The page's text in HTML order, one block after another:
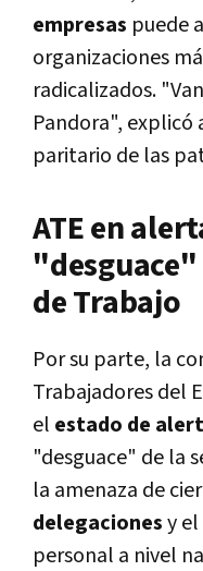
empresas puede
organizaciones
radicalizados.
Pandora", explicó
paritario de las
ATE en
de Trabajo
Por su parte, la
Trabajadores del
el estado de
"desguace" de la
la amenaza de
delegacionesy
personal a nivel